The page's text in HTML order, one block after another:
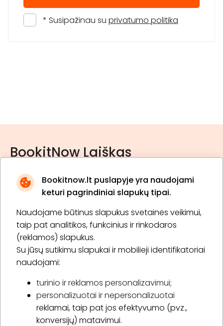
Bookitnow.lt puslapyje yra naudojami
keturi pagrindiniai slapukų tipai.
Naudojame būtinus slapukus svetainės veikimui,
taip pat analitikos, funkcinius ir rinkodaros
(reklamos) slapukus.
Su jūsų sutikimu slapukai ir mobilieji identifikatoriai
naudojami:
turinio ir reklamos personalizavimui;
personalizuotai ir nepersonalizuotai
reklamai, taip pat jos efektyvumo (pvz.,
konversijų) matavimui.
* Susipažinau su privatumo politika
BookitNow Laiškas
* Susipažinau su privatumo politika
Prenumeruoti
Apie „BookitNow“